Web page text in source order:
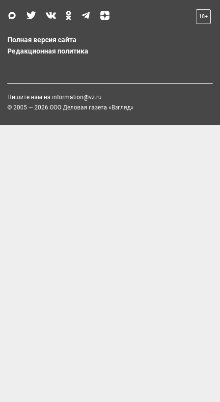
18+
Полная версия сайта
Редакционная политика
Пишите нам на information@vz.ru
© 2005 — 2026 ООО Деловая газета «Взгляд»